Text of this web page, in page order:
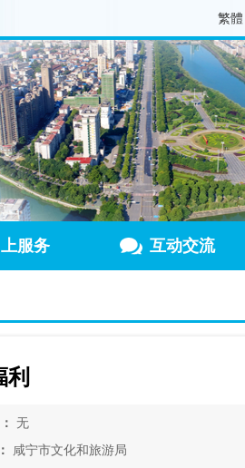
繁體
服务 互动交流
无
咸宁市文化和旅游局